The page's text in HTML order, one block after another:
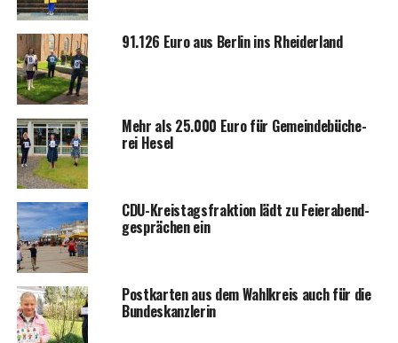
91.126 Euro aus Ber­lin ins Rheiderland
Mehr als 25.000 Euro für Gemein­de­bü­che­
rei Hesel
CDU-Kreis­tags­frak­ti­on lädt zu Fei­er­abend­
ge­sprä­chen ein
Post­kar­ten aus dem Wahl­kreis auch für die
Bundeskanzlerin